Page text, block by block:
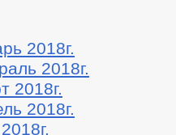
2018г.
2018г.
2018г.
2018г.